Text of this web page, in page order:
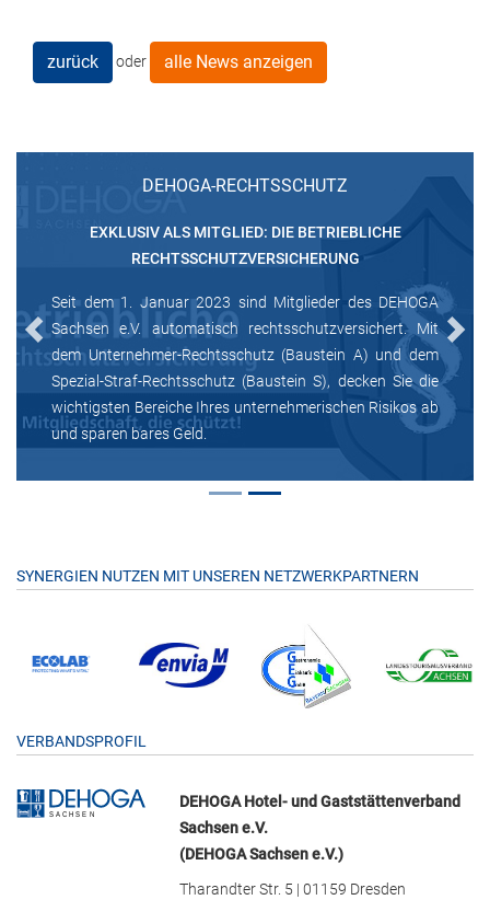
zurück oder alle News anzeigen
DEHOGA-RECHTSSCHUTZ
EXKLUSIV ALS MITGLIED: DIE BETRIEBLICHE
RECHTSSCHUTZVERSICHERUNG
Seit dem 1. Januar 2023 sind Mitglieder des DEHOGA
Sachsen e.V. automatisch rechtsschutzversichert. Mit
dem Unternehmer-Rechtsschutz (Baustein A) und dem
Spezial-Straf-Rechtsschutz (Baustein S), decken Sie die
wichtigsten Bereiche Ihres unternehmerischen Risikos ab
und sparen bares Geld.
Previous Next
SYNERGIEN NUTZEN MIT UNSEREN NETZWERKPARTNERN
VERBANDSPROFIL
DEHOGA Hotel- und Gaststättenverband
Sachsen e.V.
(DEHOGA Sachsen e.V.)
Tharandter Str. 5 | 01159 Dresden